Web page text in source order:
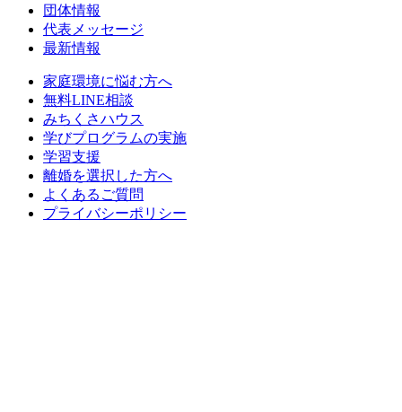
団体情報
代表メッセージ
最新情報
家庭環境に悩む方へ
無料LINE相談
みちくさハウス
学びプログラムの実施
学習支援
離婚を選択した方へ
よくあるご質問
プライバシーポリシー